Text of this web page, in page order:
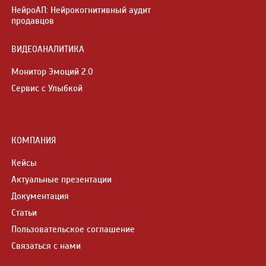
НейроАП: Нейрокогнитивный аудит
продавцов
ВИДЕОАНАЛИТИКА
Монитор Эмоций 2.0
Сервис с Улыбкой
КОМПАНИЯ
Кейсы
Актуальные презентации
Документация
Статьи
Пользовательское соглашение
Связаться с нами